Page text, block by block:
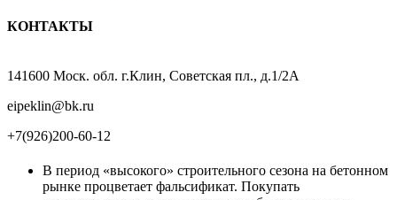
КОНТАКТЫ
141600 Моск. обл. г.Клин, Советская пл., д.1/2А
eipeklin@bk.ru
+7(926)200-60-12
В период «высокого» строительного сезона на бетонном
рынке процветает фальсификат. Покупать